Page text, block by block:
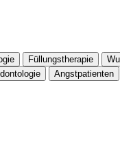
Füllungstherapie
Angstpatienten